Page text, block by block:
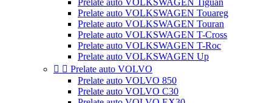
Prelate auto VOLKSWAGEN Tiguan
Prelate auto VOLKSWAGEN Touareg
Prelate auto VOLKSWAGEN Touran
Prelate auto VOLKSWAGEN T-Cross
Prelate auto VOLKSWAGEN T-Roc
Prelate auto VOLKSWAGEN Up
  Prelate auto VOLVO
Prelate auto VOLVO 850
Prelate auto VOLVO C30